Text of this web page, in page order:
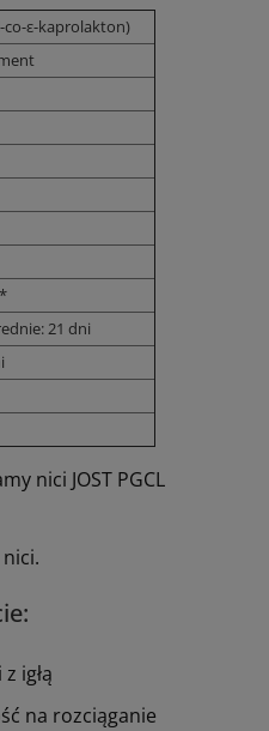
co-ε-kaprolakton)
21 dni
nici JOST PGCL
igłą
na rozciąganie